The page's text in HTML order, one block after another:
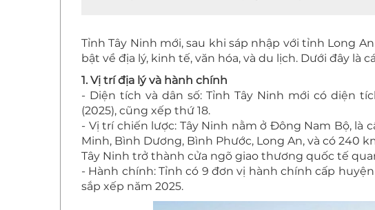
Tỉnh Tây Ninh mới, sau khi sáp nhập với tỉnh Long
bật về địa lý, kinh tế, văn hóa, và du lịch. Dưới đây
1. Vị trí địa lý và hành chính
- Diện tích và dân số: Tỉnh Tây Ninh mới có diện
(2025), cũng xếp thứ 18.
- Vị trí chiến lược: Tây Ninh nằm ở Đông Nam Bộ, là
Minh, Bình Dương, Bình Phước, Long An, và có 240
Tây Ninh trở thành cửa ngõ giao thương quốc tế
- Hành chính: Tỉnh có 9 đơn vị hành chính cấp
sắp xếp năm 2025.